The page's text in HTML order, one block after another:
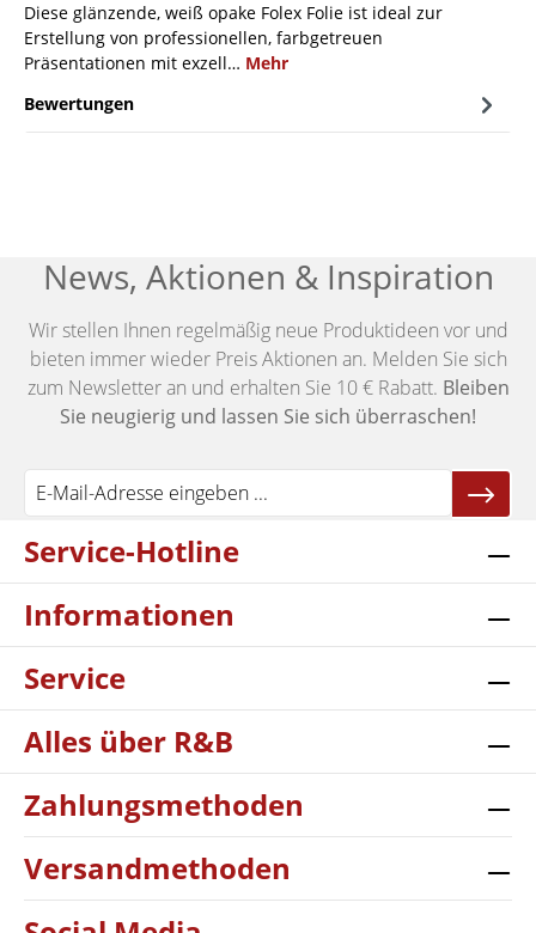
Diese glänzende, weiß opake Folex Folie ist ideal zur
Erstellung von professionellen, farbgetreuen
Präsentationen mit exzell… Mehr
Bewertungen
News, Aktionen & Inspiration
Wir stellen Ihnen regelmäßig neue Produktideen vor und
bieten immer wieder Preis Aktionen an. Melden Sie sich
zum Newsletter an und erhalten Sie 10 € Rabatt. Bleiben
Sie neugierig und lassen Sie sich überraschen!
Service-Hotline
Informationen
Service
Alles über R&B
Zahlungsmethoden
Versandmethoden